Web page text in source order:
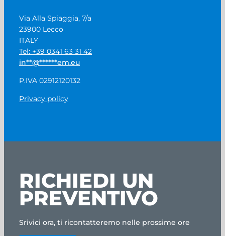
Via Alla Spiaggia, 7/a
23900 Lecco
ITALY
Tel: +39 0341 63 31 42
in**@******em.eu
P.IVA 02912120132
Privacy policy
RICHIEDI UN
PREVENTIVO
Srivici ora, ti ricontatteremo nelle prossime ore